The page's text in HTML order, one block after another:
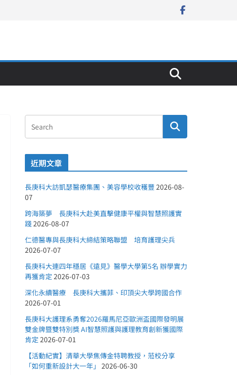
近期文章
長庚科大訪凱瑟醫療集團、美容學校收穫豐 2026-08-
07
跨海築夢 長庚科大赴美直擊健康平權與智慧照護實
踐2026-08-07
仁德醫專與長庚科大締結策略聯盟 培育護理尖兵
2026-07-07
長庚科大連四年穩居《遠見》醫學大學第5名 辦學實力
再獲肯定 2026-07-03
深化永續醫療 長庚科大攜菲、印頂尖大學跨國合作
2026-07-01
長庚科大護理系勇奪2026羅馬尼亞歐洲盃國際發明展
雙金牌暨雙特別獎 AI智慧照護與護理教育創新獲國際
肯定 2026-07-01
【活動紀實】清華大學焦傳金特聘教授，蒞校分享
「如何重新設計大一年」 2026-06-30